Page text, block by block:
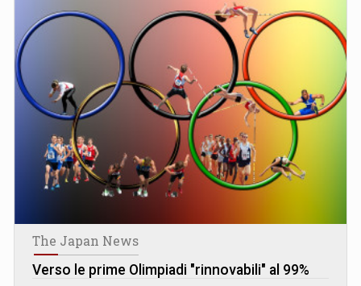
The Japan News
Verso le prime Olimpiadi "rinnovabili" al 99%